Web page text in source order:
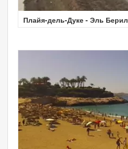
Плайя-дель-Дуке - Эль Берил